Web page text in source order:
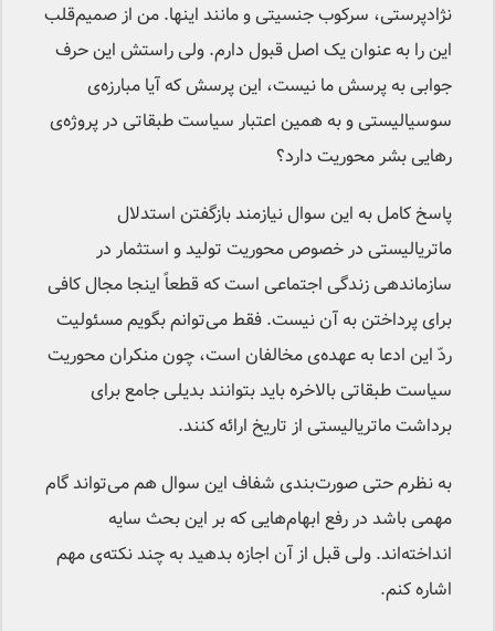
نژادپرستی، سرکوب جنسیتی و مانند اینها. من از صمیم‌قلب
این را به عنوان یک اصل قبول دارم. ولی راستش این حرف
جوابی به پرسش ما نیست، این پرسش که آیا مبارزه‌ی
سوسیالیستی و به همین اعتبار سیاست طبقاتی در پروژه‌ی
رهایی بشر محوریت دارد؟
پاسخ کامل به این سوال نیازمند بازگفتن استدلال
ماتریالیستی در خصوص محوریت تولید و استثمار در
سازماندهی زندگی اجتماعی است که قطعاً اینجا مجال کافی
برای پرداختن به آن نیست. فقط می‌توانم بگویم مسئولیت
ردّ این ادعا به عهده‌ی مخالفان است، چون منکران محوریت
سیاست طبقاتی بالاخره باید بتوانند بدیلی جامع برای
برداشت ماتریالیستی از تاریخ ارائه کنند.
به نظرم حتی صورت‌بندی شفاف این سوال هم می‌تواند گام
مهمی باشد در رفع ابهام‌هایی که بر این بحث سایه
انداخته‌اند. ولی قبل از آن اجازه بدهید به چند نکته‌ی مهم
اشاره کنم.